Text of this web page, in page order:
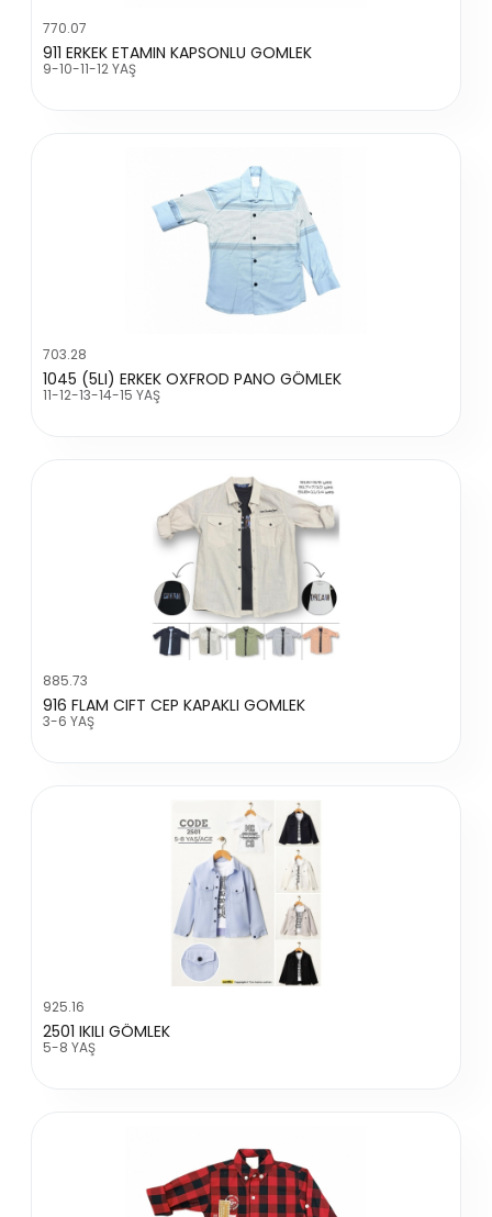
770.07
911 ERKEK ETAMIN KAPSONLU GOMLEK
9-10-11-12 YAŞ
703.28
1045 (5LI) ERKEK OXFROD PANO GÖMLEK
11-12-13-14-15 YAŞ
885.73
916 FLAM CIFT CEP KAPAKLI GOMLEK
3-6 YAŞ
925.16
2501 IKILI GÖMLEK
5-8 YAŞ